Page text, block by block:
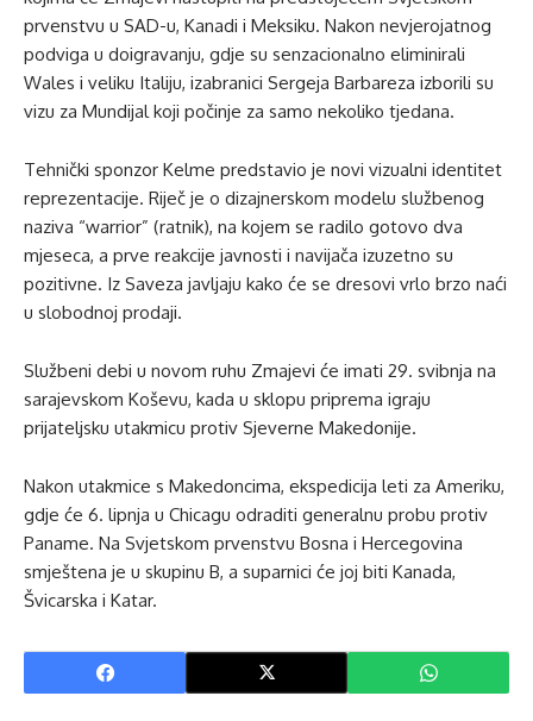
prvenstvu u SAD-u, Kanadi i Meksiku. Nakon nevjerojatnog
podviga u doigravanju, gdje su senzacionalno eliminirali
Wales i veliku Italiju, izabranici Sergeja Barbareza izborili su
vizu za Mundijal koji počinje za samo nekoliko tjedana.
Tehnički sponzor Kelme predstavio je novi vizualni identitet
reprezentacije. Riječ je o dizajnerskom modelu službenog
naziva “warrior” (ratnik), na kojem se radilo gotovo dva
mjeseca, a prve reakcije javnosti i navijača izuzetno su
pozitivne. Iz Saveza javljaju kako će se dresovi vrlo brzo naći
u slobodnoj prodaji.
Službeni debi u novom ruhu Zmajevi će imati 29. svibnja na
sarajevskom Koševu, kada u sklopu priprema igraju
prijateljsku utakmicu protiv Sjeverne Makedonije.
Nakon utakmice s Makedoncima, ekspedicija leti za Ameriku,
gdje će 6. lipnja u Chicagu odraditi generalnu probu protiv
Paname. Na Svjetskom prvenstvu Bosna i Hercegovina
smještena je u skupinu B, a suparnici će joj biti Kanada,
Švicarska i Katar.